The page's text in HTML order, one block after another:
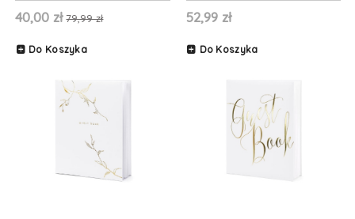
40,00 zł 79,99 zł
Do Koszyka
52,99 zł
Do Koszyka